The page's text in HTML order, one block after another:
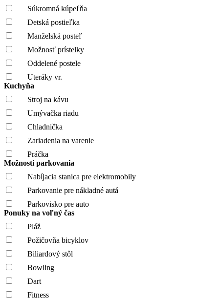
Súkromná kúpeľňa
Detská postieľka
Manželská posteľ
Možnosť prístelky
Oddelené postele
Uteráky vr.
Kuchyňa
Stroj na kávu
Umývačka riadu
Chladnička
Zariadenia na varenie
Práčka
Možnosti parkovania
Nabíjacia stanica pre elektromobily
Parkovanie pre nákladné autá
Parkovisko pre auto
Ponuky na voľný čas
Pláž
Požičovňa bicyklov
Biliardový stôl
Bowling
Dart
Fitness